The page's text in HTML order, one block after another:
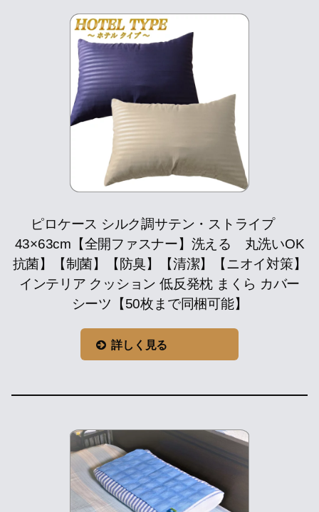
ピロケース シルク調サテン・ストライプ
43×63cm【全開ファスナー】洗える 丸洗いOK
抗菌】【制菌】【防臭】【清潔】【ニオイ対策】
インテリア クッション 低反発枕 まくら カバー
シーツ【50枚まで同梱可能】
詳しく見る